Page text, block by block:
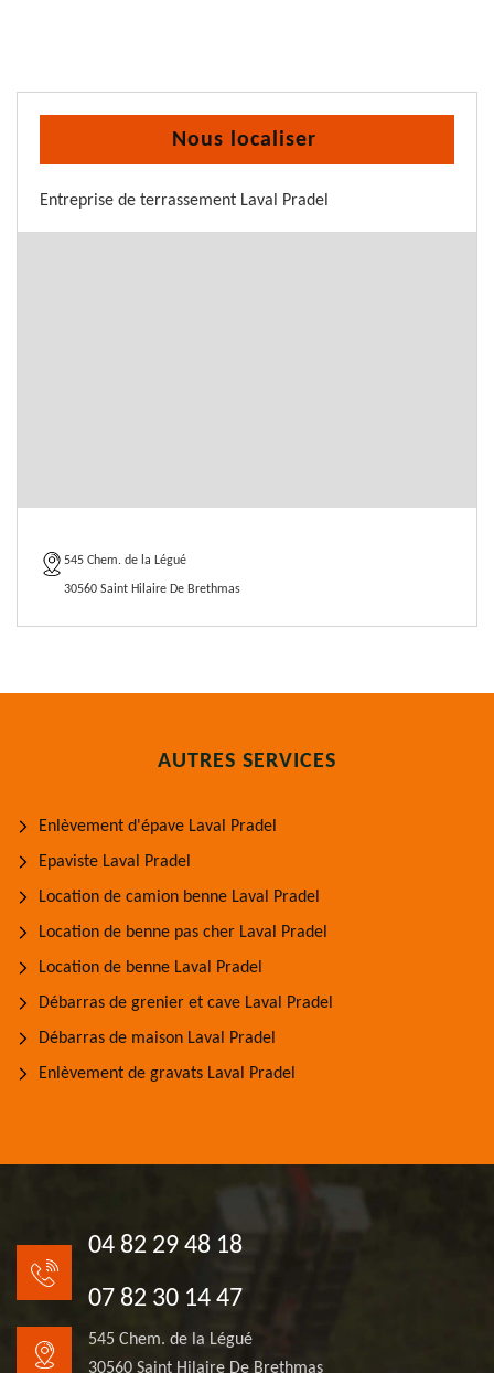
Nous localiser
Entreprise de terrassement Laval Pradel
545 Chem. de la Légué
30560 Saint Hilaire De Brethmas
AUTRES SERVICES
Enlèvement d'épave Laval Pradel
Epaviste Laval Pradel
Location de camion benne Laval Pradel
Location de benne pas cher Laval Pradel
Location de benne Laval Pradel
Débarras de grenier et cave Laval Pradel
Débarras de maison Laval Pradel
Enlèvement de gravats Laval Pradel
04 82 29 48 18
07 82 30 14 47
545 Chem. de la Légué
30560 Saint Hilaire De Brethmas